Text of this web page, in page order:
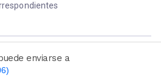
enviarse a